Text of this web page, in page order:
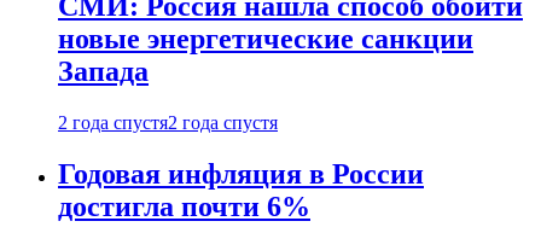
СМИ: Россия нашла способ обойти
новые энергетические санкции
Запада
2 года спустя2 года спустя
Годовая инфляция в России
достигла почти 6%